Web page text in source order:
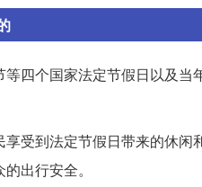
四个国家法定节假日以及
受到法定节假日带来的休
出行安全。